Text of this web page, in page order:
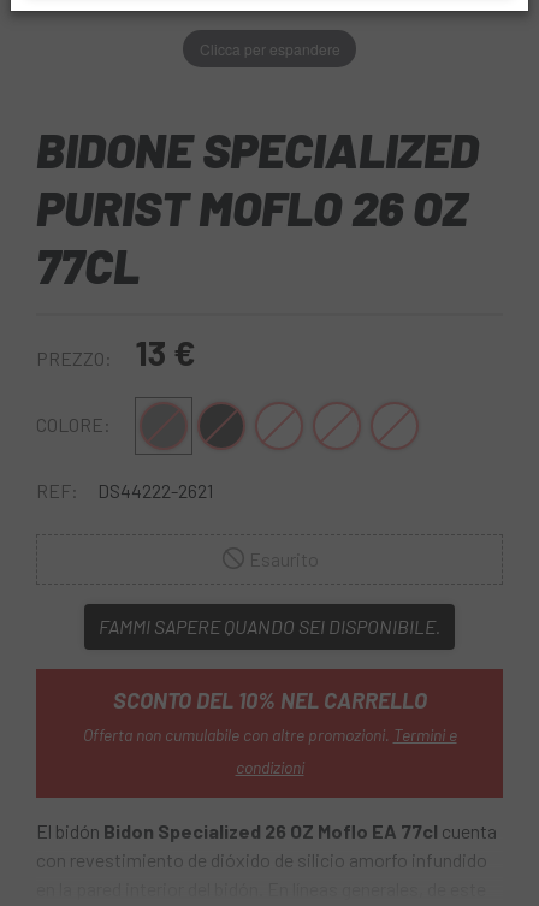
Clicca per espandere
BIDONE SPECIALIZED
PURIST MOFLO 26 OZ
77CL
PREZZO: 13 €
COLORE: Grafite NeroTrasparente
Grigio trasparente
Trasparente-Rosso
REF: DS44222-2621
FAMMI SAPERE QUANDO SEI DISPONIBILE.
SCONTO DEL 10% NEL CARRELLO
Offerta non cumulabile con altre promozioni. Termini e
condizioni
El bidón Bidon Specialized 26 OZ Moflo EA 77cl cuenta
con revestimiento de dióxido de silicio amorfo infundido